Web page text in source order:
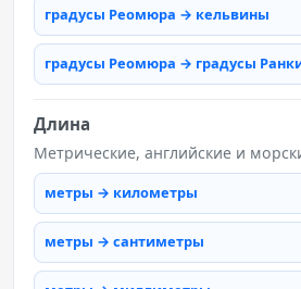
градусы Реомюра → кельвины
градусы Реомюра → градусы
Длина
Метрические, английские и
метры → километры
метры → сантиметры